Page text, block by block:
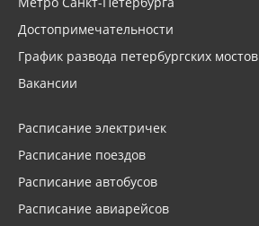
Достопримечательности
График развода петербургских мостов
Вакансии
Расписание электричек
Расписание поездов
Расписание автобусов
Расписание авиарейсов